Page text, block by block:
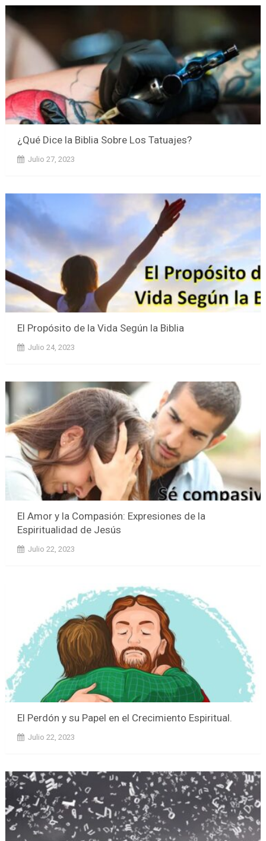
¿Qué Dice la Biblia Sobre Los Tatuajes?
Julio 27, 2023
El Propósito de la Vida Según la Biblia
Julio 24, 2023
El Amor y la Compasión: Expresiones de la
Espiritualidad de Jesús
Julio 22, 2023
El Perdón y su Papel en el Crecimiento Espiritual.
Julio 22, 2023